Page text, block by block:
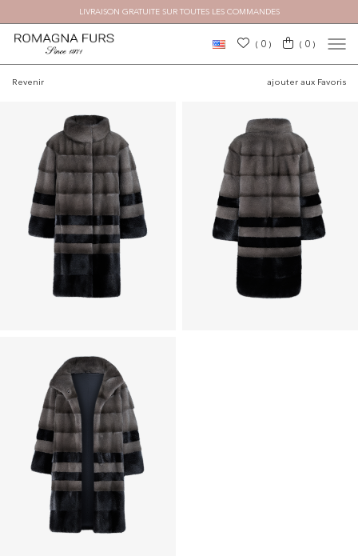
LIVRAISON GRATUITE SUR TOUTES LES COMMANDES
( 0) ( 0 )
Revenir ajouter aux Favoris